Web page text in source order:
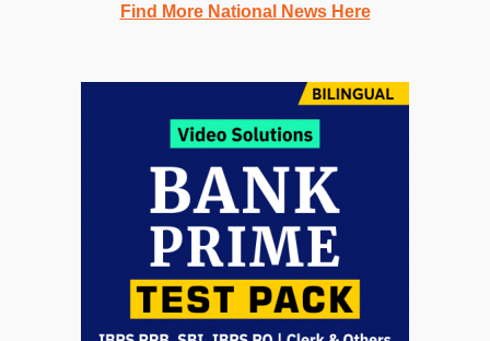
Find More National News Here